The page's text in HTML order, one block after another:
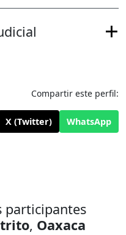
Compartir este perfil:
X (Twitter) WhatsApp
participantes
, Oaxaca